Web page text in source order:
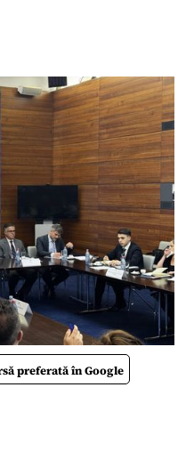
preferată în Google